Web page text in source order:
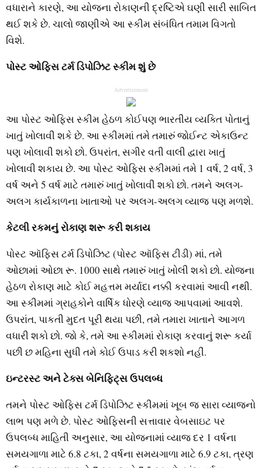
વધારાને કારણે, આ યોજના રોકાણની દ્રષ્ટિએ ઘણી સારી સાબિત
થઈ શકે છે. ચાલો જાણીએ આ સ્કીમ સંબંધિત તમામ વિગતો
વિશે.
પોસ્ટ ઓફિસ ટર્મ ડિપોઝિટ સ્કીમ શું છે
Advertisement
આ પોસ્ટ ઓફિસ સ્કીમ હેઠળ કોઈપણ ભારતીય વ્યક્તિ પોતાનું
ખાતું ખોલાવી શકે છે. આ સ્કીમમાં તમે તમારું જોઈન્ટ એકાઉન્ટ
પણ ખોલાવી શકો છો. ઉપરાંત, સગીર વતી વાલી દ્વારા ખાતું
ખોલાવી શકાય છે. આ પોસ્ટ ઓફિસ સ્કીમમાં તમે 1 વર્ષ, 2 વર્ષ, 3
વર્ષ અને 5 વર્ષ માટે તમારું ખાતું ખોલાવી શકો છો. તમને અલગ-
અલગ કાર્યકાળના ખાતાઓ પર અલગ-અલગ વ્યાજ પણ મળશે.
કેટલી રકમનું રોકાણ શરૂ કરી શકાય
પોસ્ટ ઑફિસ ટર્મ ડિપોઝિટ (પોસ્ટ ઑફિસ ટીડી) માં, તમે
ઓછામાં ઓછા રૂ. 1000 સાથે તમારું ખાતું ખોલી શકો છો. યોજના
હેઠળ રોકાણ માટે કોઈ મહત્તમ મર્યાદા નક્કી કરવામાં આવી નથી.
આ સ્કીમમાં ગ્રાહકોને વાર્ષિક ધોરણે વ્યાજ આપવામાં આવશે.
ઉપરાંત, પાકતી મુદત પૂરી થયા પછી, તમે તમારા ખાતાને આગળ
વધારી શકો છો. જો કે, તમે આ સ્કીમમાં રોકાણ કરવાનું શરૂ કર્યા
પછી છ મહિના સુધી તમે કોઈ ઉપાડ કરી શકશો નહીં.
ઇન્ટરસ્ટ અને ટેક્સ બેનિફિટ્સ ઉપલબ્ધ
તમને પોસ્ટ ઓફિસ ટર્મ ડિપોઝિટ સ્કીમમાં ખૂબ જ સારા વ્યાજનો
લાભ પણ મળે છે. પોસ્ટ ઓફિસની સત્તાવાર વેબસાઇટ પર
ઉપલબ્ધ માહિતી અનુસાર, આ યોજનામાં વ્યાજ દર 1 વર્ષના
સમયગાળા માટે 6.8 ટકા, 2 વર્ષના સમયગાળા માટે 6.9 ટકા, ત્રણ